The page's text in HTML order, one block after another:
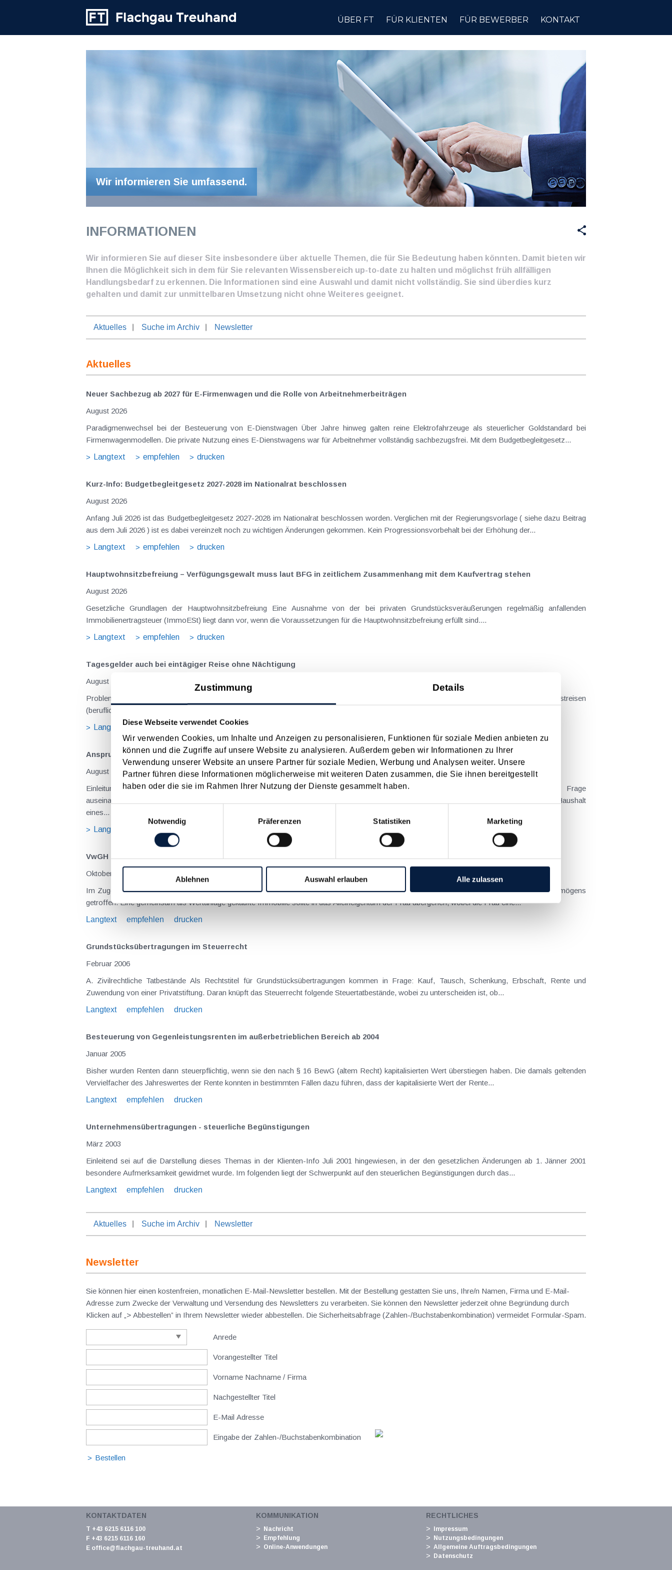
Zustimmung Details
Diese Webseite verwendet Cookies
Wir verwenden Cookies, um Inhalte und Anzeigen zu personalisieren, Funktionen für soziale Medien anbieten zu
können und die Zugriffe auf unsere Website zu analysieren. Außerdem geben wir Informationen zu Ihrer
Verwendung unserer Website an unsere Partner für soziale Medien, Werbung und Analysen weiter. Unsere
Partner führen diese Informationen möglicherweise mit weiteren Daten zusammen, die Sie ihnen bereitgestellt
haben oder die sie im Rahmen Ihrer Nutzung der Dienste gesammelt haben.
Notwendig
Präferenzen Statistiken Marketing
Ablehnen Auswahl erlauben Alle zulassen
ÜBER FT FÜR KLIENTEN FÜR BEWERBER KONTAKT
Wir informieren Sie umfassend.
INFORMATIONEN
Wir informieren Sie auf dieser Site insbesondere über aktuelle Themen, die für Sie Bedeutung haben könnten. Damit bieten wir
Ihnen die Möglichkeit sich in dem für Sie relevanten Wissensbereich up-to-date zu halten und möglichst früh allfälligen
Handlungsbedarf zu erkennen. Die Informationen sind eine Auswahl und damit nicht vollständig. Sie sind überdies kurz
gehalten und damit zur unmittelbaren Umsetzung nicht ohne Weiteres geeignet.
Aktuelles Suche im Archiv Newsletter
Aktuelles
Neuer Sachbezug ab 2027 für E-Firmenwagen und die Rolle von Arbeitnehmer​­beiträgen
August 2026
Paradigmenwechsel bei der Besteuerung von E-Dienstwagen Über Jahre hinweg galten reine Elektrofahrzeuge als steuerlicher Goldstandard bei
Firmenwagenmodellen. Die private Nutzung eines E-Dienstwagens war für Arbeitnehmer vollständig sachbezugsfrei. Mit dem Budgetbegleitgesetz...
Langtext
empfehlen drucken
Kurz-Info: Budgetbegleitgesetz 2027-2028 im Nationalrat beschlossen
August 2026
Anfang Juli 2026 ist das Budgetbegleitgesetz 2027-2028 im Nationalrat beschlossen worden. Verglichen mit der Regierungsvorlage ( siehe dazu Beitrag
aus dem Juli 2026 ) ist es dabei vereinzelt noch zu wichtigen Änderungen gekommen. Kein Progressionsvorbehalt bei der Erhöhung der...
Langtext
empfehlen drucken
Hauptwohnsitz​­befreiung – Verfügungsgewalt muss laut BFG in zeitlichem Zusammenhang mit dem Kaufvertrag stehen
August 2026
Gesetzliche Grundlagen der Hauptwohnsitzbefreiung Eine Ausnahme von der bei privaten Grundstücksveräußerungen regelmäßig anfallenden
Immobilienertragsteuer (ImmoESt) liegt dann vor, wenn die Voraussetzungen für die Hauptwohnsitzbefreiung erfüllt sind....
Langtext
empfehlen drucken
Tagesgelder auch bei eintägiger Reise ohne Nächtigung
August 2026
Problemstellung und rechtlicher Hintergrund Tagesgelder sollen Verpflegungsmehraufwendungen ausgleichen, welche im Zuge von Dienstreisen
(beruflich bedingten Reisen) durch die Unkenntnis über die lokale Gastronomie resultieren – typischerweise stellt sich das Problem in der...
Langtext
empfehlen drucken
Anspruch auf Familienbeihilfe bei geschiedenen Eltern
August 2026
Einleitung und Kernaussage der Entscheidung Das Bundesfinanzgericht (GZ RV/7103366/2025 vom 10.02.2026) hatte sich mit der Frage
auseinanderzusetzen, welchem Elternteil nach einer Scheidung die Familienbeihilfe zusteht, wenn sich das Kind tatsächlich überwiegend im Haushalt
eines...
Langtext
VwGH zur Steuerpflicht einer Kaufpreisrente im Scheidungsvergleich
Oktober 2023
Im Zuge einer einvernehmlichen Ehescheidung hatten zwei Eheleute eine Vereinbarung über die Unterhaltspflichten und die Aufteilung des Vermögens
getroffen. Eine gemeinsam als Wertanlage gekaufte Immobilie sollte in das Alleineigentum der Frau übergehen, wobei die Frau eine...
Langtext
empfehlen drucken
Grundstücksübertragungen im Steuerrecht
Februar 2006
A. Zivilrechtliche Tatbestände Als Rechtstitel für Grundstücksübertragungen kommen in Frage: Kauf, Tausch, Schenkung, Erbschaft, Rente und
Zuwendung von einer Privatstiftung. Daran knüpft das Steuerrecht folgende Steuertatbestände, wobei zu unterscheiden ist, ob...
Langtext
empfehlen drucken
Besteuerung von Gegenleistungsrenten im außerbetrieblichen Bereich ab 2004
Januar 2005
Bisher wurden Renten dann steuerpflichtig, wenn sie den nach § 16 BewG (altem Recht) kapitalisierten Wert überstiegen haben. Die damals geltenden
Vervielfacher des Jahreswertes der Rente konnten in bestimmten Fällen dazu führen, dass der kapitalisierte Wert der Rente...
Langtext
empfehlen drucken
Unternehmensübertragungen - steuerliche Begünstigungen
März 2003
Einleitend sei auf die Darstellung dieses Themas in der Klienten-Info Juli 2001 hingewiesen, in der den gesetzlichen Änderungen ab 1. Jänner 2001
besondere Aufmerksamkeit gewidmet wurde. Im folgenden liegt der Schwerpunkt auf den steuerlichen Begünstigungen durch das...
Langtext
empfehlen drucken
Aktuelles Suche im Archiv Newsletter
Newsletter
Sie können hier einen kostenfreien, monatlichen E-Mail-Newsletter bestellen. Mit der Bestellung gestatten Sie uns, Ihre/n Namen, Firma und E-Mail-
Adresse zum Zwecke der Verwaltung und Versendung des Newsletters zu verarbeiten. Sie können den Newsletter jederzeit ohne Begründung durch
Klicken auf „> Abbestellen” in Ihrem Newsletter wieder abbestellen. Die Sicherheitsabfrage (Zahlen-/Buchstabenkombination) vermeidet Formular-Spam.
Anrede
Vorangestellter Titel
Vorname Nachname / Firma
Nachgestellter Titel
E-Mail Adresse
Eingabe der Zahlen-/Buchstabenkombination
KONTAKTDATEN
T +43 6215 6116 100
F +43 6215 6116 160
E office@flachgau-treuhand.at
KOMMUNIKATION
Nachricht
Empfehlung
Online-Anwendungen
RECHTLICHES
Impressum
Nutzungsbedingungen
Allgemeine Auftragsbedingungen
Datenschutz